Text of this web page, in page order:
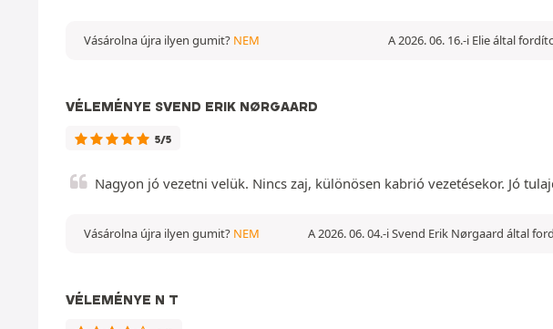
A 2026. 06. 16.-i Elie által
Vásárolna újra ilyen gumit? NEM
VÉLEMÉNYE SVEND ERIK NØRGAARD
5/5
Nagyon jó vezetni velük. Nincs zaj, különösen kabrió vezetésekor. Jó
A 2026. 06. 04.-i Svend Erik Nørgaard által
Vásárolna újra ilyen gumit? NEM
VÉLEMÉNYE N T